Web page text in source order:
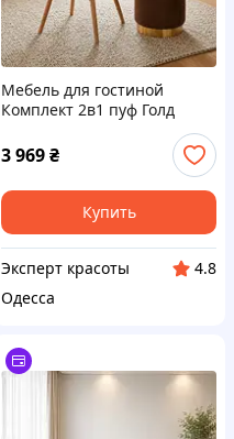
Мебель для гостиной
Комплект 2в1 пуф Голд
журнальный столик Тауэр
Вуд (черный)
3 969₴
Купить
Эксперт красоты
4.8
Одесса